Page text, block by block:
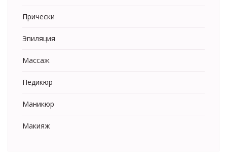
Прически
Эпиляция
Массаж
Педикюр
Маникюр
Макияж